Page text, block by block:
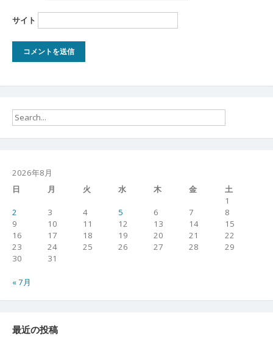
サイト
2026年8月
日
月 火 水 木 金
土
1
2
3 4 5 6 7
8
9
10 11 12 13 14
15
16
17 18 19 20 21
22
23
24 25 26 27 28
29
30
31
« 7月
最近の投稿